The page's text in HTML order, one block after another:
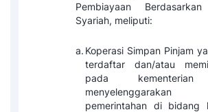
Pembiayaan
Syariah, meliputi:
a. Koperasi Simpan Pinjam
terdaftar dan/atau
pada
menyelenggarakan
pemerintahan di bidang